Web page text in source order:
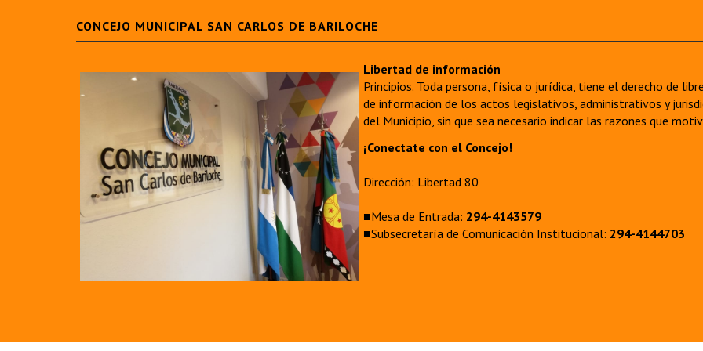
CONCEJO MUNICIPAL SAN CARLOS DE BARILOCHE
Libertad de información
Principios. Toda persona, física o jurídica, tiene el derecho de
de información de los actos legislativos, administrativos y
del Municipio, sin que sea necesario indicar las razones que
¡Conectate con el Concejo!
Dirección: Libertad 80
■Mesa de Entrada: 294-4143579
■Subsecretaría de Comunicación Institucional: 294-4144703